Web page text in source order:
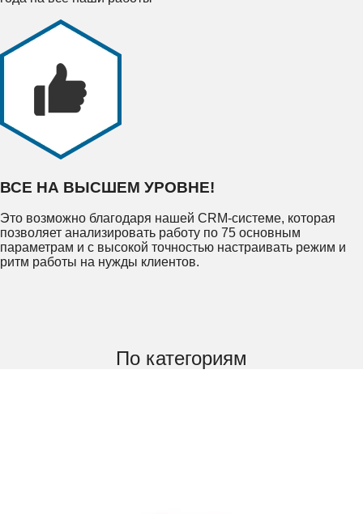
ВСЕ НА ВЫСШЕМ УРОВНЕ!
Это возможно благодаря нашей CRM-системе, которая
позволяет анализировать работу по 75 основным
параметрам и с высокой точностью настраивать режим и
ритм работы на нужды клиентов.
По категориям